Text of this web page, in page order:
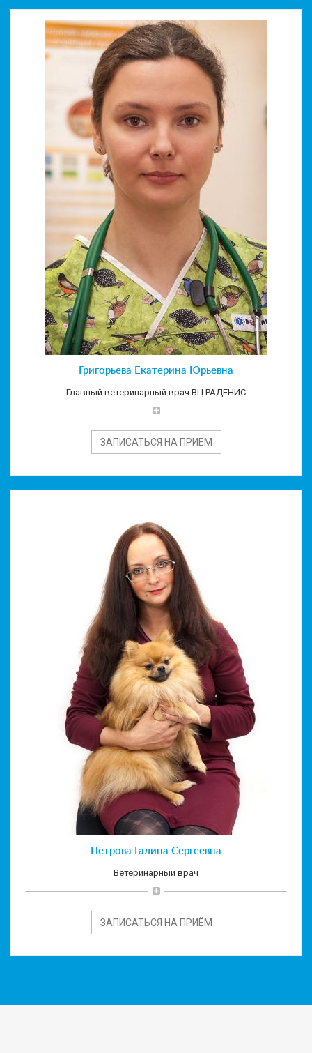
Григорьева Екатерина Юрьевна
Главный ветеринарный врач ВЦ РАДЕНИС
ЗАПИСАТЬСЯ НА ПРИЁМ
Петрова Галина Сергеевна
Ветеринарный врач
ЗАПИСАТЬСЯ НА ПРИЁМ